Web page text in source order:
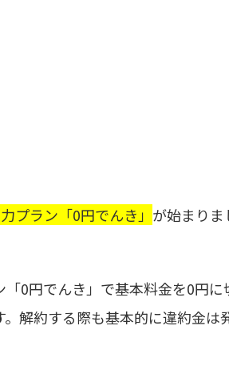
プラン「0円でんき」 が始まりま
0円でんき」で基本料金を0円に
解約する際も基本的に違約金は